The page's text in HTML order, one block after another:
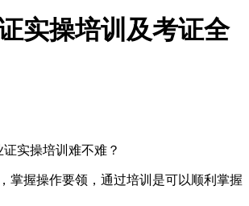
实操培训及考证全
实操培训难不难？
掌握操作要领，通过培训是可以顺利掌握